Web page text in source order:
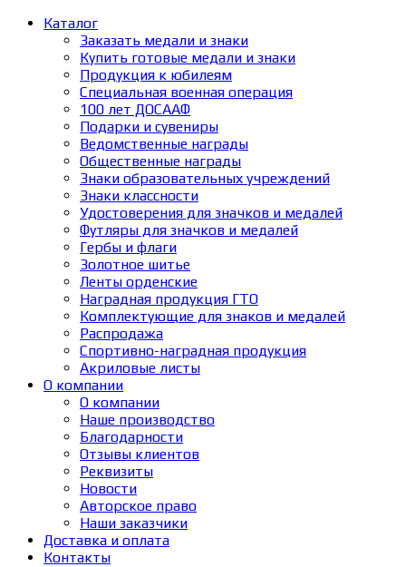
Каталог
Заказать медали и знаки
Купить готовые медали и знаки
Продукция к юбилеям
Специальная военная операция
100 лет ДОСААФ
Подарки и сувениры
Ведомственные награды
Общественные награды
Знаки образовательных учреждений
Знаки классности
Удостоверения для значков и медалей
Футляры для значков и медалей
Гербы и флаги
Золотное шитье
Ленты орденские
Наградная продукция ГТО
Комплектующие для знаков и медалей
Распродажа
Спортивно-наградная продукция
Акриловые листы
О компании
О компании
Наше производство
Благодарности
Отзывы клиентов
Реквизиты
Новости
Авторское право
Наши заказчики
Доставка и оплата
Контакты